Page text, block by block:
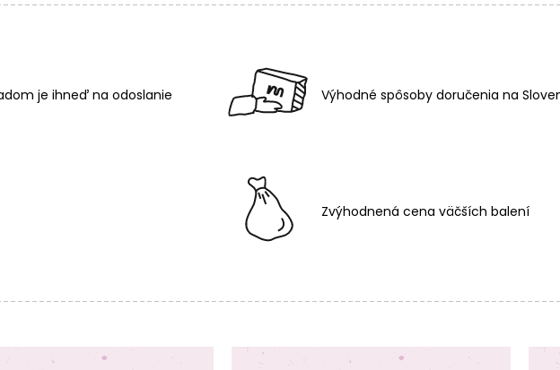
je ihneď na odoslanie Výhodné spôsoby doručenia na
Zvýhodnená cena väčších balení